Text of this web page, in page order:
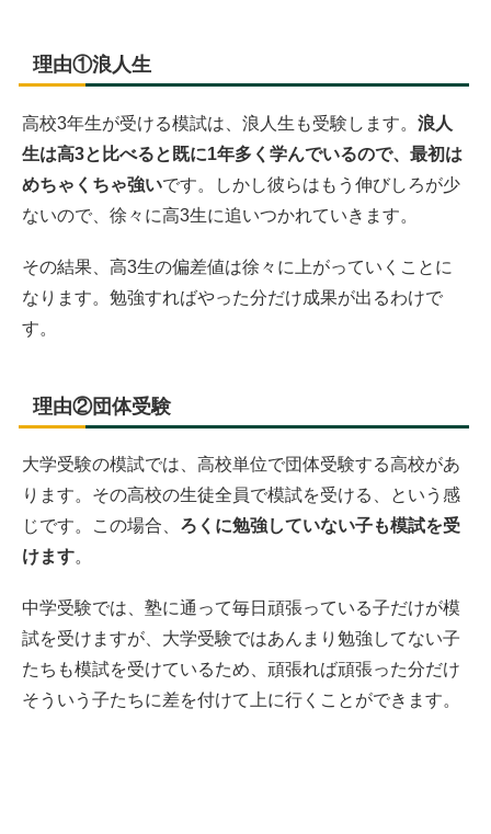
理由①浪人生
高校3年生が受ける模試は、浪人生も受験します。 浪人
生は高3と比べると既に1年多く学んでいるので、最初は
めちゃくちゃ強いです。しかし彼らはもう伸びしろが少
ないので、徐々に高3生に追いつかれていきます。
その結果、高3生の偏差値は徐々に上がっていくことに
なります。勉強すればやった分だけ成果が出るわけで
す。
理由②団体受験
大学受験の模試では、高校単位で団体受験する高校があ
ります。その高校の生徒全員で模試を受ける、という感
じです。この場合、 ろくに勉強していない子も模試を受
けます。
中学受験では、塾に通って毎日頑張っている子だけが模
試を受けますが、大学受験ではあんまり勉強してない子
たちも模試を受けているため、頑張れば頑張った分だけ
そういう子たちに差を付けて上に行くことができます。